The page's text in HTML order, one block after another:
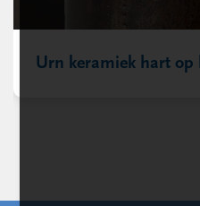
Urn keramiek hart op